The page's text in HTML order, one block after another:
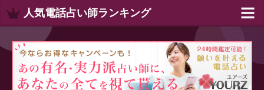
人気電話占い師ランキング